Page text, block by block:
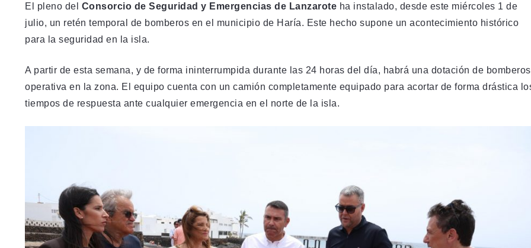
El pleno del Consorcio de Seguridad y Emergencias de Lanzarote ha instalado, desde este miércoles 1 de
julio, un retén temporal de bomberos en el municipio de Haría. Este hecho supone un acontecimiento histórico
para la seguridad en la isla.
A partir de esta semana, y de forma ininterrumpida durante las 24 horas del día, habrá una dotación de bomberos
operativa en la zona. El equipo cuenta con un camión completamente equipado para acortar de forma drástica
tiempos de respuesta ante cualquier emergencia en el norte de la isla.